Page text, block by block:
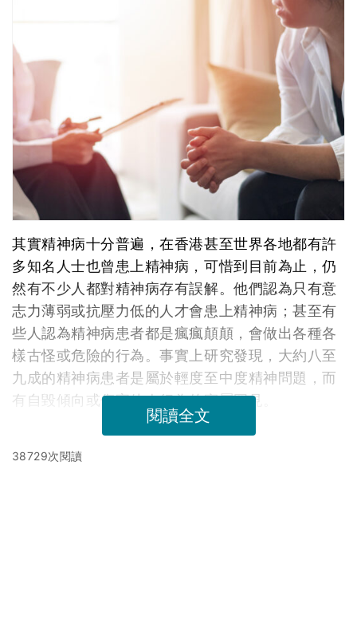
其實精神病十分普遍，在香港甚至世界各地都有許
多知名人士也曾患上精神病，可惜到目前為止，仍
然有不少人都對精神病存有誤解。他們認為只有意
志力薄弱或抗壓力低的人才會患上精神病；甚至有
些人認為精神病患者都是瘋瘋顛顛，會做出各種各
樣古怪或危險的行為。事實上研究發現，大約八至
九成的精神病患者是屬於輕度至中度精神問題，而
有自毀傾向或傷害他人行為的實屬罕見。
閱讀全文
38729次閱讀